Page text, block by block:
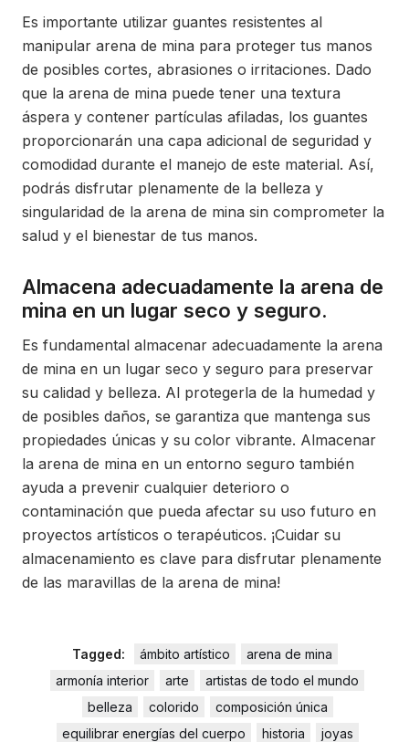
Es importante utilizar guantes resistentes al
manipular arena de mina para proteger tus manos
de posibles cortes, abrasiones o irritaciones. Dado
que la arena de mina puede tener una textura
áspera y contener partículas afiladas, los guantes
proporcionarán una capa adicional de seguridad y
comodidad durante el manejo de este material. Así,
podrás disfrutar plenamente de la belleza y
singularidad de la arena de mina sin comprometer la
salud y el bienestar de tus manos.
Almacena adecuadamente la arena de
mina en un lugar seco y seguro.
Es fundamental almacenar adecuadamente la arena
de mina en un lugar seco y seguro para preservar
su calidad y belleza. Al protegerla de la humedad y
de posibles daños, se garantiza que mantenga sus
propiedades únicas y su color vibrante. Almacenar
la arena de mina en un entorno seguro también
ayuda a prevenir cualquier deterioro o
contaminación que pueda afectar su uso futuro en
proyectos artísticos o terapéuticos. ¡Cuidar su
almacenamiento es clave para disfrutar plenamente
de las maravillas de la arena de mina!
Tagged: ámbito artístico
arena de mina
armonía interior
arte
artistas de todo el mundo
belleza
colorido
composición única
equilibrar energías del cuerpo
historia
joyas